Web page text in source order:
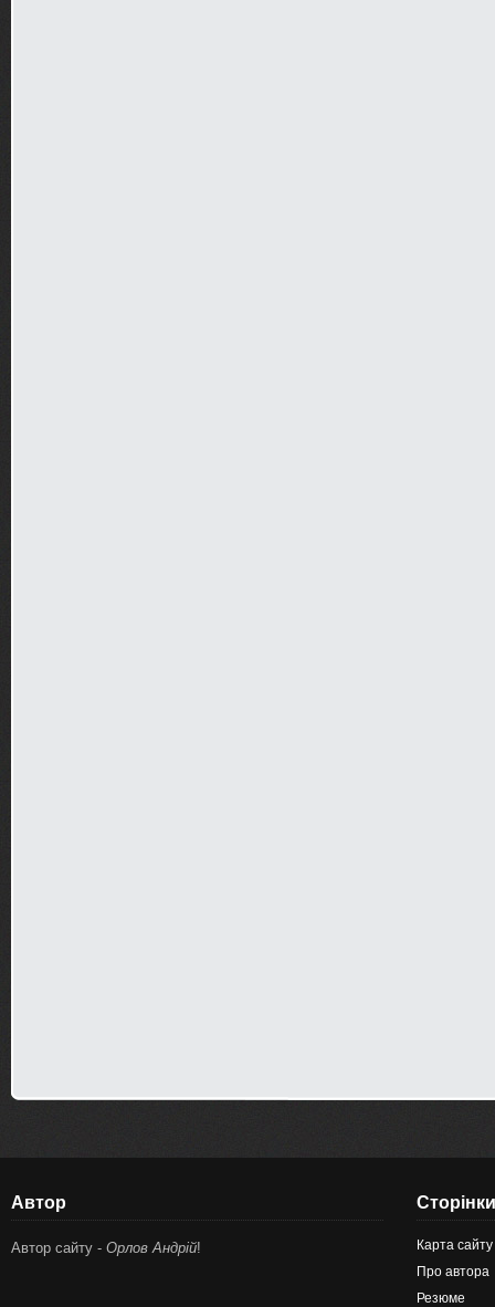
Автор
Автор сайту - Орлов Андрій!
Сторінки
Карта сайту
Про автора
Резюме